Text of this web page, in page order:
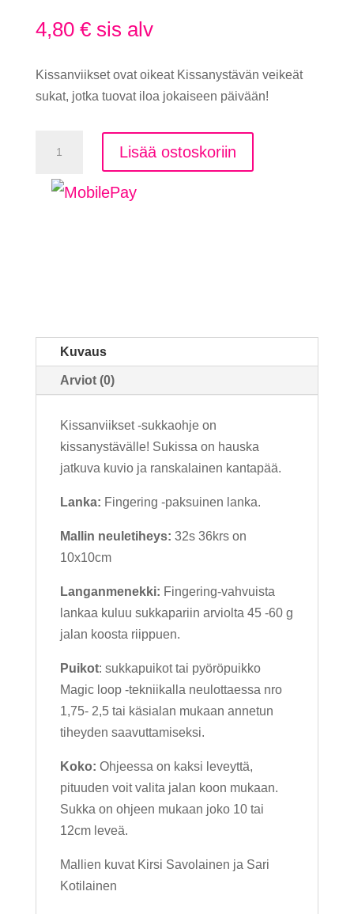
4,80 € sis alv
Kissanviikset ovat oikeat Kissanystävän veikeät
sukat, jotka tuovat iloa jokaiseen päivään!
sukkaohje
Lisää ostoskoriin
Kuvaus
Arviot (0)
Kissanviikset -sukkaohje on
kissanystävälle! Sukissa on hauska
jatkuva kuvio ja ranskalainen kantapää.
Lanka: Fingering -paksuinen lanka.
Mallin neuletiheys: 32s 36krs on
10x10cm
Langanmenekki: Fingering-vahvuista
lankaa kuluu sukkapariin arviolta 45 -60 g
jalan koosta riippuen.
Puikot: sukkapuikot tai pyöröpuikko
Magic loop -tekniikalla neulottaessa nro
1,75- 2,5 tai käsialan mukaan annetun
tiheyden saavuttamiseksi.
Koko: Ohjeessa on kaksi leveyttä,
pituuden voit valita jalan koon mukaan.
Sukka on ohjeen mukaan joko 10 tai
12cm leveä.
Mallien kuvat Kirsi Savolainen ja Sari
Kotilainen